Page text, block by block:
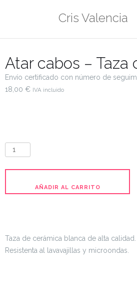
Cris Valencia
Atar cabos – Taza
Envío certificado con número de
18,00 € IVA incluido
AÑADIR AL CARRITO
Taza de cerámica blanca de alta
Resistenta al lavavajillas y microondas.